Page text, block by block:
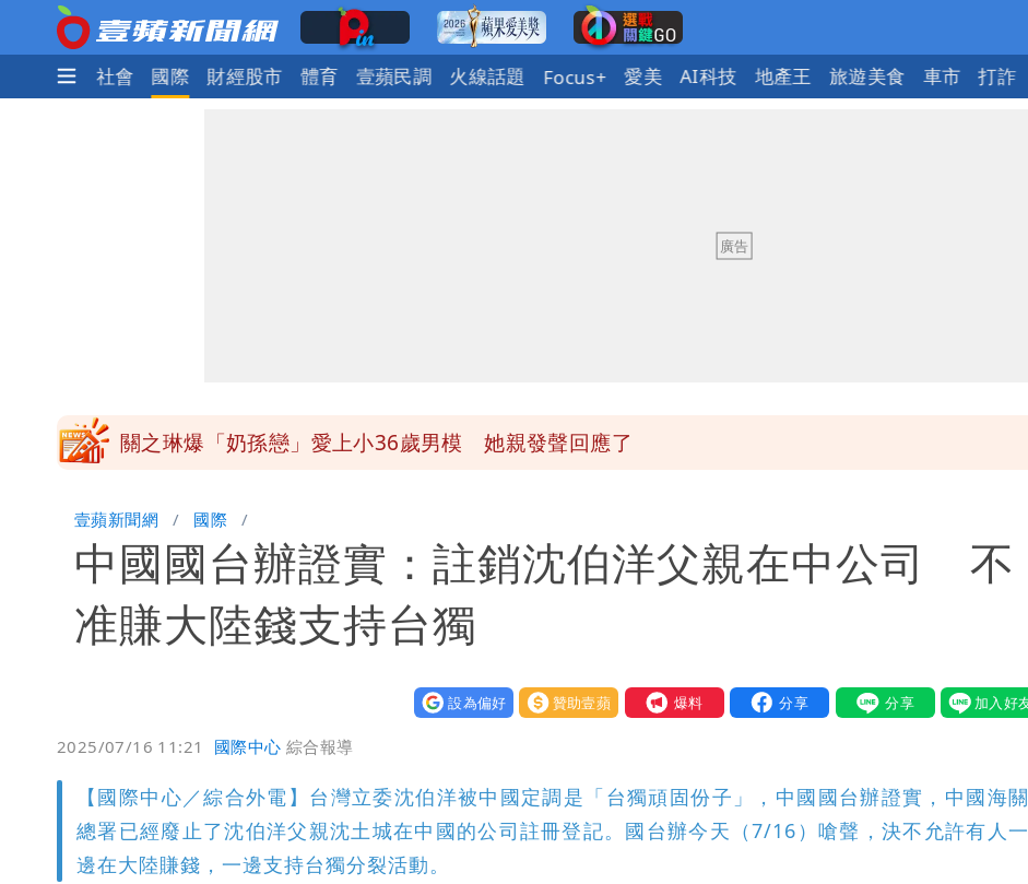
政治 社會 國際 財經股市 體育 壹蘋民調 火線話題 Focus+ 愛美 AI科技 地產王 旅遊美食 車市 打詐
關之琳爆「奶孫戀」愛上小36歲男模 她親發聲回應了
買疫苗被詐10億！她籲慈濟公開說明 捐款人有權知真相
蔡英文變「台東蔡主委」嚇壞一堆人！他驚：戰局變五五波
女律師詐慈濟10億 坐擁232公斤黃金仍接案！同業酸：我輩楷模
演習登場！搭雙鐵、航班3大注意事項快看
壹蘋新聞網 國際
中國國台辦證實：註銷沈伯洋父親在中公司 不
准賺大陸錢支持台獨
設為偏好 贊助壹蘋 我要爆料
2025/07/16 11:21 國際中心 綜合報導
【國際中心／綜合外電】台灣立委沈伯洋被中國定調是「台獨頑固份子」，中國國台辦證實，中國海關
總署已經廢止了沈伯洋父親沈土城在中國的公司註冊登記。國台辦今天（7/16）嗆聲，決不允許有人一
邊在大陸賺錢，一邊支持台獨分裂活動。